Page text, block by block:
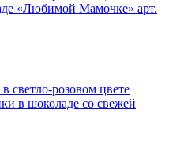
«Любимой Мамочке» арт.
в шоколаде со свежей